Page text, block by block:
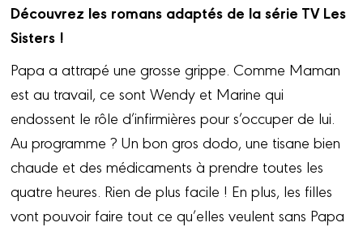
Découvrez les romans adaptés de la série TV Les
Sisters !
Papa a attrapé une grosse grippe. Comme Maman
est au travail, ce sont Wendy et Marine qui
endossent le rôle d’infirmières pour s’occuper de lui.
Au programme ? Un bon gros dodo, une tisane bien
chaude et des médicaments à prendre toutes les
quatre heures. Rien de plus facile ! En plus, les filles
vont pouvoir faire tout ce qu’elles veulent sans Papa